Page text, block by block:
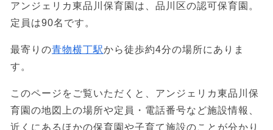
アンジェリカ東品川保育園は、品川区の認可保育園。
定員は90名です。
最寄りの青物横丁駅から徒歩約4分の場所にありま
す。
このページをご覧いただくと、アンジェリカ東品川保
育園の地図上の場所や定員・電話番号など施設情報、
近くにあるほかの保育園や子育て施設のことが分かり